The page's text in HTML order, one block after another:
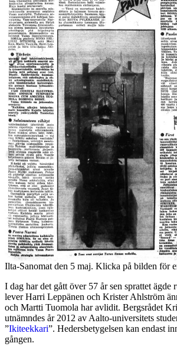
Ilta-Sanomat den 5 maj. Klicka på bilden för
I dag har det gått över 57 år sen sprattet
lever Harri Leppänen och Krister Ahlström
och Martti Tuomola har avlidit. Bergsrådet
utnämndes år 2012 av Aalto-universitets
”Ikiteekkari”. Hedersbetygelsen kan endast
gången.